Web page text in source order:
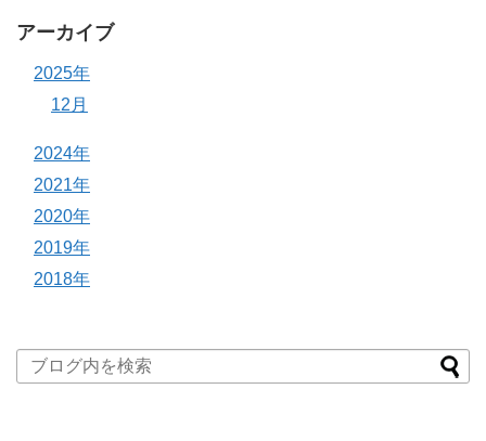
アーカイブ
2025年
12月
2024年
2021年
2020年
2019年
2018年